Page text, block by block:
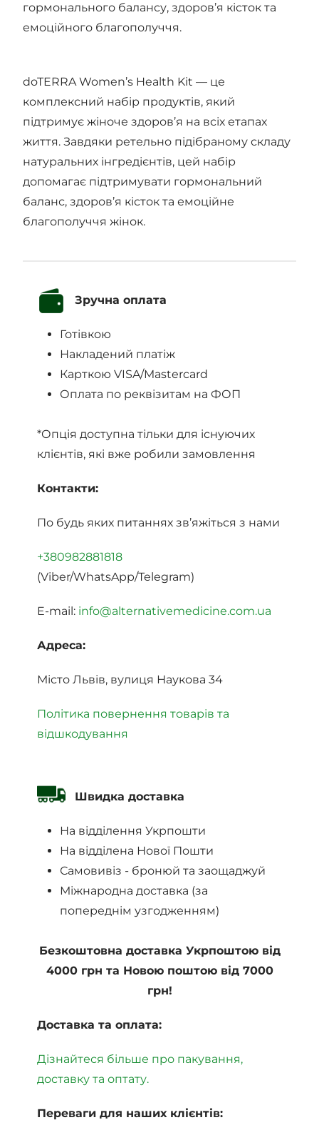
гормонального балансу, здоров’я кісток та
емоційного благополуччя.
doTERRA Women’s Health Kit — це
комплексний набір продуктів, який
підтримує жіноче здоров’я на всіх етапах
життя. Завдяки ретельно підібраному складу
натуральних інгредієнтів, цей набір
допомагає підтримувати гормональний
баланс, здоров’я кісток та емоційне
благополуччя жінок.
Зручна оплата
Готівкою
Накладений платіж
Карткою VISA/Mastercard
Оплата по реквізитам на ФОП
*Опція доступна тільки для існуючих
клієнтів, які вже робили замовлення
Контакти:
По будь яких питаннях зв’яжіться з нами
+380982881818
(Viber/WhatsApp/Telegram)
E-mail: info@alternativemedicine.com.ua
Адреса:
Місто Львів, вулиця Наукова 34
Політика повернення товарів та
відшкодування
Швидка доставка
На відділення Укрпошти
На відділена Нової Пошти
Самовивіз - бронюй та заощаджуй
Міжнародна доставка (за
попереднім узгодженням)
Безкоштовна доставка Укрпоштою від
4000 грн та Новою поштою від 7000
грн!
Доставка та оплата:
Дізнайтеся більше про пакування,
доставку та оптату.
Переваги для наших клієнтів: